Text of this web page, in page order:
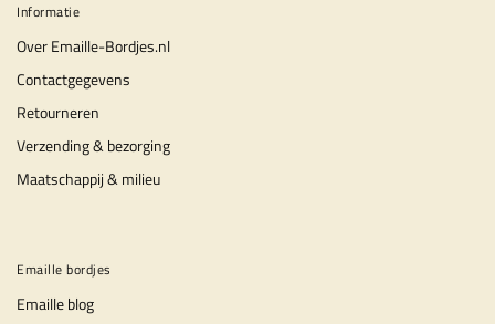
Informatie
Over Emaille-Bordjes.nl
Contactgegevens
Retourneren
Verzending & bezorging
Maatschappij & milieu
Emaille bordjes
Emaille blog